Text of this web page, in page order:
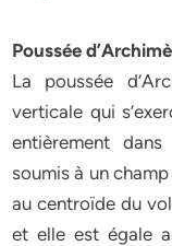
Poussée
La poussée
verticale qui
entièrement
soumis à un
au centroïde du
et elle est égale